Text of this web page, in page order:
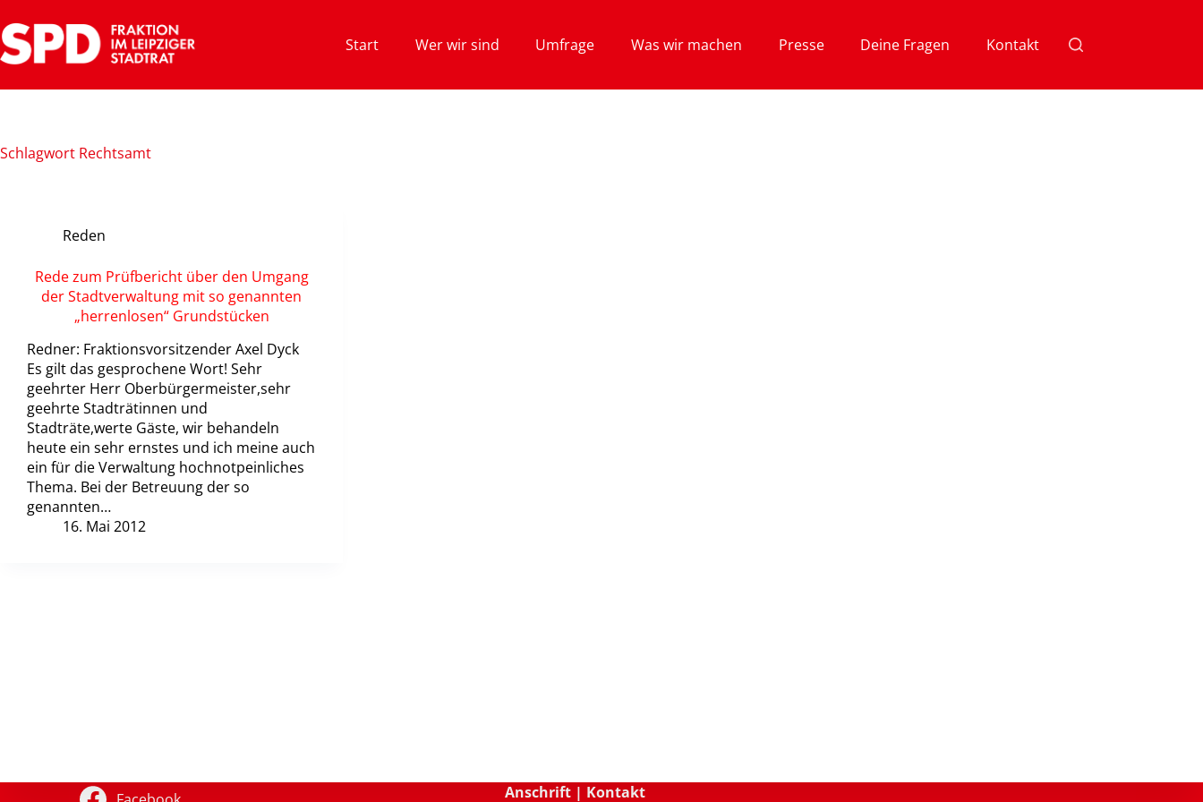
Inhalt
springen
Start Wer wir sind Umfrage Was wir machen Presse Deine Fragen Kontakt
Schlagwort Rechtsamt
Reden
Rede zum Prüfbericht über den Umgang
der Stadtverwaltung mit so genannten
„herrenlosen“ Grundstücken
Redner: Fraktionsvorsitzender Axel Dyck
Es gilt das gesprochene Wort! Sehr
geehrter Herr Oberbürgermeister,sehr
geehrte Stadträtinnen und
Stadträte,werte Gäste, wir behandeln
heute ein sehr ernstes und ich meine auch
ein für die Verwaltung hochnotpeinliches
Thema. Bei der Betreuung der so
genannten…
16. Mai 2012
Anschrift | Kontakt